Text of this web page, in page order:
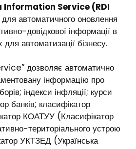
Service (RDI
для автоматичного оновлення
довідкової інформації в
автоматизації бізнесу.
дозволяє автоматично
інформацію про
індекси інфляції; курси
банків; класифікатор
КОАТУУ (Класифікатор
територіального устрою
УКТЗЕД (Українська